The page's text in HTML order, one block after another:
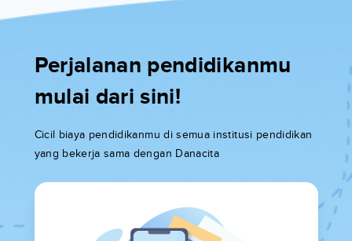
Perjalanan pendidikanmu
mulai dari sini!
Cicil biaya pendidikanmu di semua institusi pendidikan
yang bekerja sama dengan Danacita